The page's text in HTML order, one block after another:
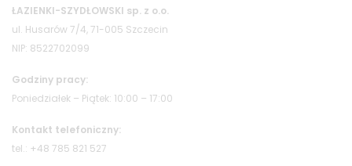
ŁAZIENKI-SZYDŁOWSKI sp. z o.o.
ul. Husarów 7/4, 71-005 Szczecin
NIP: 8522702099
Godziny pracy:
Poniedziałek – Piątek: 10:00 – 17:00
Kontakt telefoniczny:
tel.: +48 785 821 527